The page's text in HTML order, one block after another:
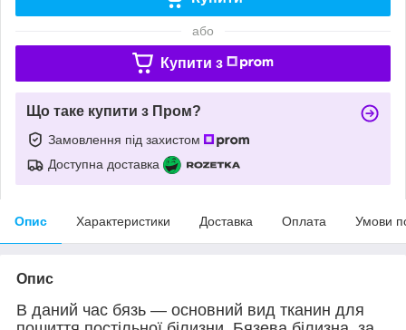
або
Купити з
Що таке купити з Пром?
Замовлення під захистом
Доступна доставка
Опис Характеристики Доставка Оплата Умови
Опис
В даний час бязь — основний вид тканин для